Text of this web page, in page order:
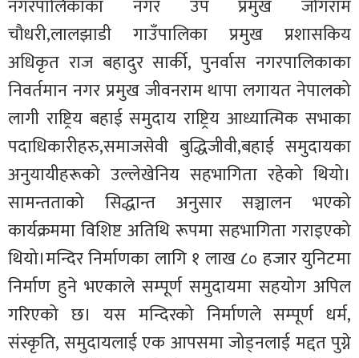
नगरपालिकाका नगर उप प्रमुख जोगराम
चौधरी,लालझाडी गाउँपालिका प्रमुख प्रशासकिय
अधिकृत राज बहादुर सार्की, पुनर्वास नगरपालिकाका
निवर्तमान नगर प्रमुख जीवनराम थापा लगायत नेपालको
लागी राष्ट्रिय बहाई समुदाय राष्ट्रिय आध्यात्मिक सभाका
पदाधिकारीहरु,समाजसेवी बुद्धिजीवी,बहाई समुदायका
अनुयायीहरूको उल्लेखेनिय सहभागिता रहेको थियो।
सामन्तताको सिद्धान्त अनुसार सञ्चालन भएको
कार्यक्रममा विशिष्ट अतिथि रूपमा सहभागिता गराइएको
थियो।मन्दिर निर्माणका लागि १ लाख ८० हजार युनिटमा
निर्माण हुने भएकाले सम्पूर्ण समुदायमा सहयोग अपिल
गरिएको छ। यस मन्दिरको निर्माणले सम्पूर्ण धर्म,
संस्कृति, समुदायलाई एक आपसमा जोड्नलाई मद्दत पुग्ने